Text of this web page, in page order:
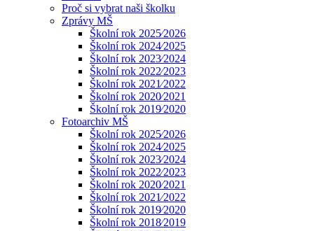
Proč si vybrat naši školku
Zprávy MŠ
Školní rok 2025⁄2026
Školní rok 2024⁄2025
Školní rok 2023⁄2024
Školní rok 2022⁄2023
Školní rok 2021⁄2022
Školní rok 2020⁄2021
Školní rok 2019⁄2020
Fotoarchiv MŠ
Školní rok 2025⁄2026
Školní rok 2024⁄2025
Školní rok 2023⁄2024
Školní rok 2022⁄2023
Školní rok 2020⁄2021
Školní rok 2021⁄2022
Školní rok 2019⁄2020
Školní rok 2018⁄2019